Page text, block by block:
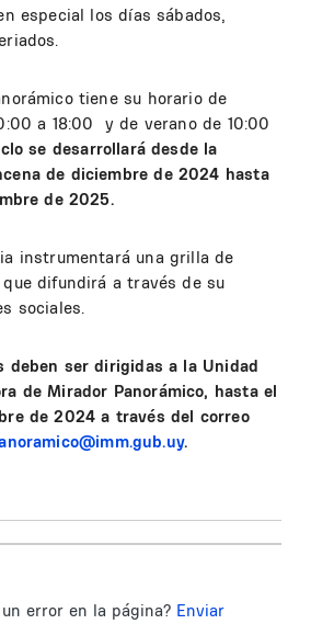
especial los días sábados,
tiene su horario de
a 18:00 y de verano de 10:00
se desarrollará desde la
de diciembre de 2024 hasta
de 2025.
instrumentará una grilla de
difundirá a través de su
sociales.
deben ser dirigidas a la Unidad
de Mirador Panorámico, hasta el
de 2024 a través del correo
.
error en la página? Enviar